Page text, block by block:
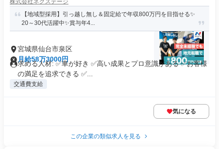
株式会社ネクステージ
【地域型採用】引っ越し無し＆固定給で年収800万円を目指せる✨
20～30代活躍中✨賞与年4...
宮城県仙台市泉区
月給58万3000円
求める人材: ✅車が好き ✅高い成果とプロ意識がある ✅お客様
の満足を追求できる ✅...
交通費支給
気になる
この企業の類似求人を見る